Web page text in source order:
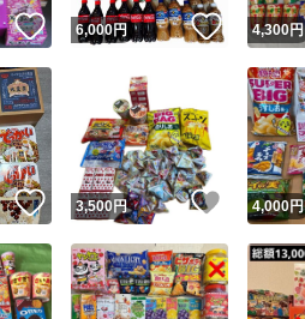
いいね！
6,000円 いいね！
4,300円
いいね！
3,500 円 いいね！
4,000円